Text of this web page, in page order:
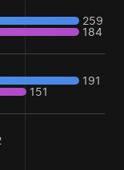
259
184
191
151